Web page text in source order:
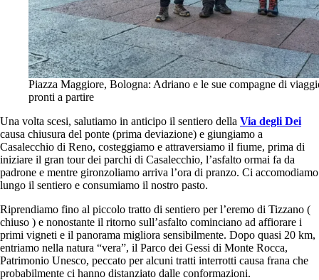
Piazza Maggiore, Bologna: Adriano e le sue compagne di
pronti a partire
Una volta scesi, salutiamo in anticipo il sentiero della Via degli Dei
causa chiusura del ponte (prima deviazione) e giungiamo a
Casalecchio di Reno, costeggiamo e attraversiamo il fiume, prima di
iniziare il gran tour dei parchi di Casalecchio, l’asfalto ormai fa da
padrone e mentre gironzoliamo arriva l’ora di pranzo. Ci accomodiamo
lungo il sentiero e consumiamo il nostro pasto.
Riprendiamo fino al piccolo tratto di sentiero per l’eremo di Tizzano (
chiuso ) e nonostante il ritorno sull’asfalto cominciano ad affiorare i
primi vigneti e il panorama migliora sensibilmente. Dopo quasi 20 km,
entriamo nella natura “vera”, il Parco dei Gessi di Monte Rocca,
Patrimonio Unesco, peccato per alcuni tratti interrotti causa frana che
probabilmente ci hanno distanziato dalle conformazioni.